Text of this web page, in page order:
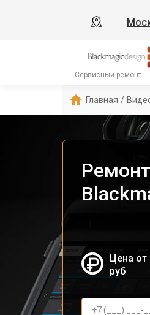
Сервисный ремонт
Главная /
Цена от
руб